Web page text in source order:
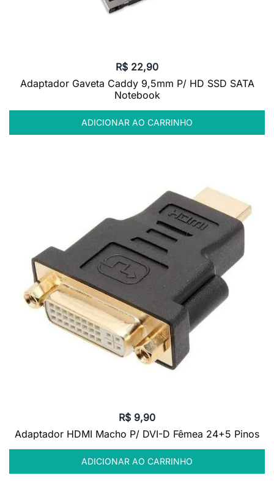
R$ 22,90
Adaptador Gaveta Caddy 9,5mm P/ HD SSD SATA
Notebook
ADICIONAR AO CARRINHO
R$ 9,90
Adaptador HDMI Macho P/ DVI-D Fêmea 24+5 Pinos
ADICIONAR AO CARRINHO